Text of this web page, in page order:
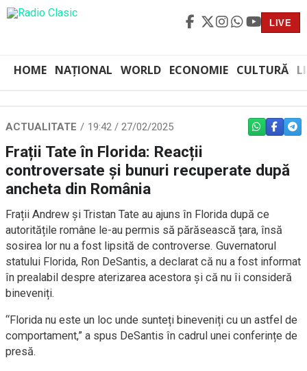
LIVE
HOME NAȚIONAL WORLD ECONOMIE CULTURĂ
ACTUALITATE 19:42 / 27/02/2025 WHATSAPP
Frații Tate în Florida: Reacții
controversate și bunuri recuperate după
ancheta din România
Frații Andrew și Tristan Tate au ajuns în Florida după ce
autoritățile române le-au permis să părăsească țara, însă
sosirea lor nu a fost lipsită de controverse. Guvernatorul
statului Florida, Ron DeSantis, a declarat că nu a fost informat
în prealabil despre aterizarea acestora și că nu îi consideră
bineveniți.
“Florida nu este un loc unde sunteți bineveniți cu un astfel de
comportament,” a spus DeSantis în cadrul unei conferințe de
presă.